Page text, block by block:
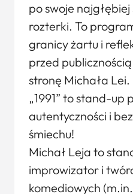
po swoje
rozterki. To
granicy żartu i
przed
stronę Michała Lei.
„1991” to stand-up
autentyczności i
śmiechu!
Michał Leja to
improwizator i
komediowych